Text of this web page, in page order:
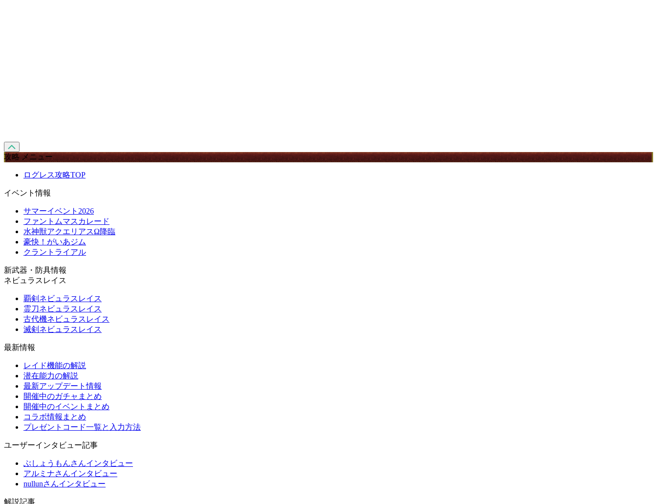
攻略 メニュー
ログレス攻略TOP
イベント情報
サマーイベント2026
ファントムマスカレード
水神獣アクエリアスΩ降臨
豪快！がいあジム
クラントライアル
新武器・防具情報
ネビュラスレイス
覇剣ネビュラスレイス
霊刀ネビュラスレイス
古代機ネビュラスレイス
滅剣ネビュラスレイス
最新情報
レイド機能の解説
潜在能力の解説
最新アップデート情報
開催中のガチャまとめ
開催中のイベントまとめ
コラボ情報まとめ
プレゼントコード一覧と入力方法
ユーザーインタビュー記事
ぶしょうもんさんインタビュー
アルミナさんインタビュー
nullunさんインタビュー
解説記事